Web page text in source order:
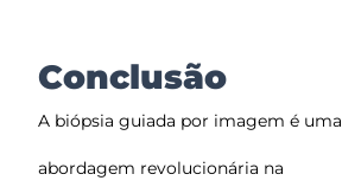
Conclusão
A biópsia guiada por imagem é uma
abordagem revolucionária na